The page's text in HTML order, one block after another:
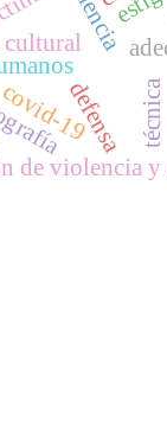
defensa técnica
19
de violencia